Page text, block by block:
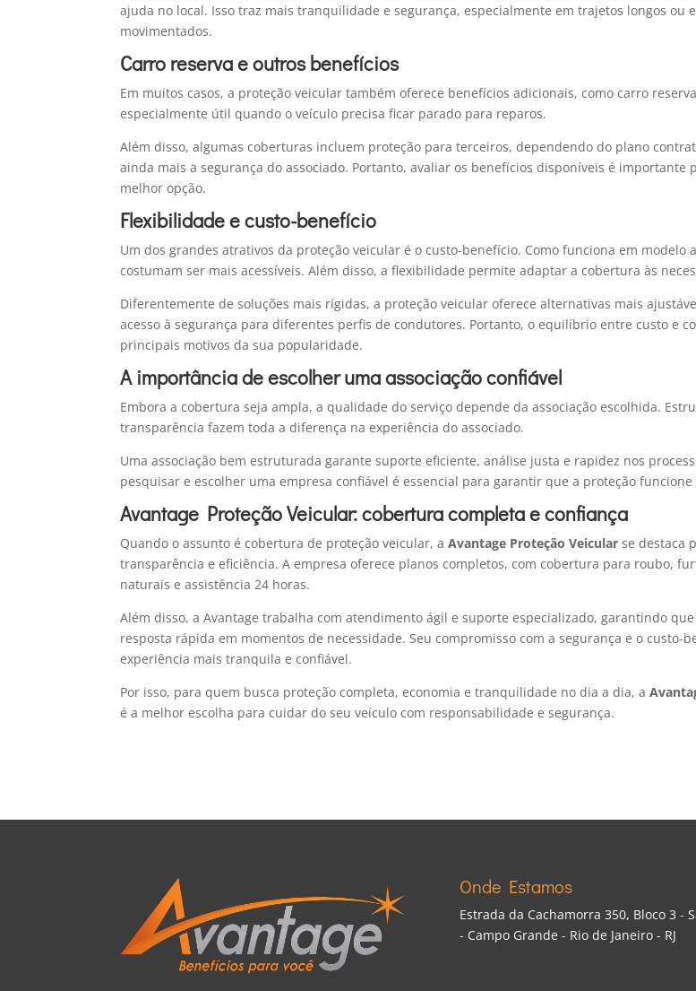
ajuda no local. Isso traz mais tranquilidade e segurança, especialmente em trajetos longos ou
movimentados.
Carro reserva e outros benefícios
Em muitos casos, a proteção veicular também oferece benefícios adicionais, como carro
especialmente útil quando o veículo precisa ficar parado para reparos.
Além disso, algumas coberturas incluem proteção para terceiros, dependendo do plano
ainda mais a segurança do associado. Portanto, avaliar os benefícios disponíveis é importante
melhor opção.
Flexibilidade e custo-benefício
Um dos grandes atrativos da proteção veicular é o custo-benefício. Como funciona em modelo
costumam ser mais acessíveis. Além disso, a flexibilidade permite adaptar a cobertura às
Diferentemente de soluções mais rígidas, a proteção veicular oferece alternativas mais
acesso à segurança para diferentes perfis de condutores. Portanto, o equilíbrio entre custo e
principais motivos da sua popularidade.
A importância de escolher uma associação confiável
Embora a cobertura seja ampla, a qualidade do serviço depende da associação escolhida.
transparência fazem toda a diferença na experiência do associado.
Uma associação bem estruturada garante suporte eficiente, análise justa e rapidez nos
pesquisar e escolher uma empresa confiável é essencial para garantir que a proteção funcione
Avantage Proteção Veicular: cobertura completa e confiança
Quando o assunto é cobertura de proteção veicular, aAvantage Proteção Veicular se destaca
transparência e eficiência. A empresa oferece planos completos, com cobertura para roubo,
naturais e assistência 24 horas.
Além disso, a Avantage trabalha com atendimento ágil e suporte especializado, garantindo
resposta rápida em momentos de necessidade. Seu compromisso com a segurança e o custo-
experiência mais tranquila e confiável.
Por isso, para quem busca proteção completa, economia e tranquilidade no dia a dia, a
é a melhor escolha para cuidar do seu veículo com responsabilidade e segurança.
Onde Estamos
Estrada da Cachamorra 350, Bloco 3 -
- Campo Grande - Rio de Janeiro - RJ